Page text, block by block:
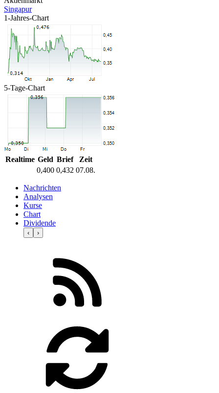
Singapur
1-Jahres-Chart
5-Tage-Chart
Realtime Geld Brief
Zeit
0,400 0,432 07.08.
Nachrichten
Analysen
Kurse
Chart
Dividende
‹ ›